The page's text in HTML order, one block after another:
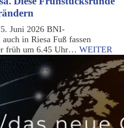
Juni 2026 BNI-
in Riesa Fuß fassen
früh um 6.45 Uhr… WEITER